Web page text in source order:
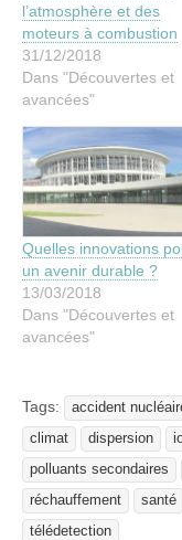
l’atmosphère et des
moteurs à combustion
31/12/2018
Dans "Découvertes et
avancées"
Quelles innovations
un avenir durable ?
13/03/2018
Dans "Découvertes et
avancées"
Tags: accident
climat
dispersion
polluants secondaires
réchauffement
santé
télédetection